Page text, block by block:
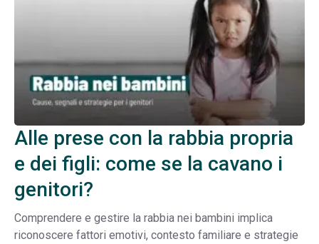
Alle prese con la rabbia propria
e dei figli: come se la cavano i
genitori?
Comprendere e gestire la rabbia nei bambini implica
riconoscere fattori emotivi, contesto familiare e strategie